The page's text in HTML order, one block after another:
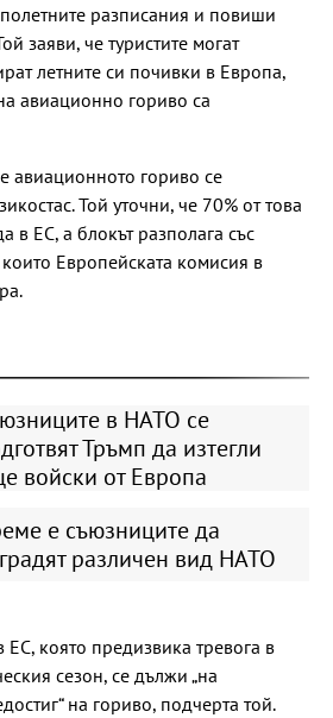
разписания и повиши
заяви, че туристите могат
летните си почивки в Европа,
авиационно гориво са
авиационното гориво се
Той уточни, че 70% от това
в ЕС, а блокът разполага със
Европейската комисия в
в НАТО се
Тръмп да изтегли
войски от Европа
е съюзниците да
различен вид НАТО
която предизвика тревога в
сезон, се дължи „на
на гориво, подчерта той.